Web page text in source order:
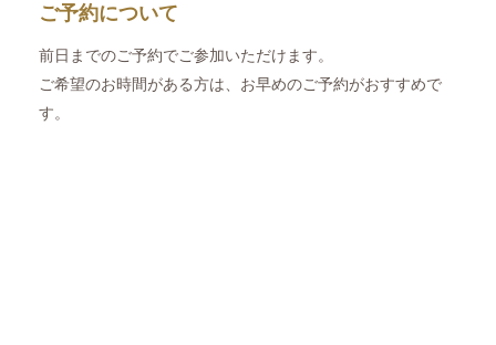
ご予約について
前日までのご予約でご参加いただけます。
ご希望のお時間がある方は、お早めのご予約がおすすめで
す。